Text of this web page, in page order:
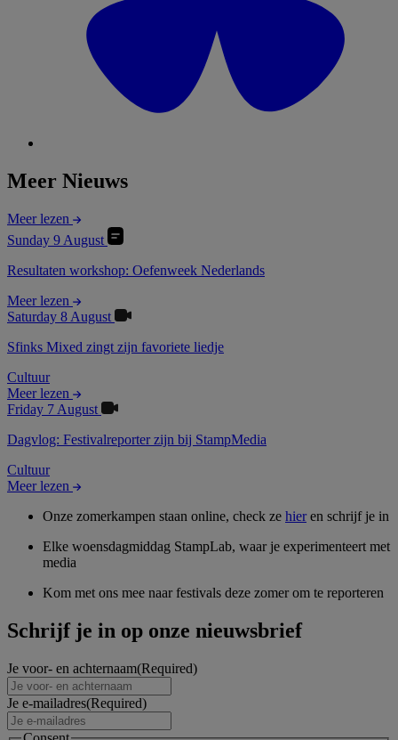
Meer Nieuws
Meer lezen
Sunday 9 August
Resultaten workshop: Oefenweek Nederlands
Meer lezen
Saturday 8 August
Sfinks Mixed zingt zijn favoriete liedje
Cultuur
Meer lezen
Friday 7 August
Dagvlog: Festivalreporter zijn bij StampMedia
Cultuur
Meer lezen
Onze zomerkampen staan online, check ze hieren schrijf je in
Elke woensdagmiddag StampLab, waar je experimenteert met
media
Kom met ons mee naar festivals deze zomer om te reporteren
Schrijf je in op onze nieuwsbrief
Je voor- en achternaam(Required)
Je e-mailadres(Required)